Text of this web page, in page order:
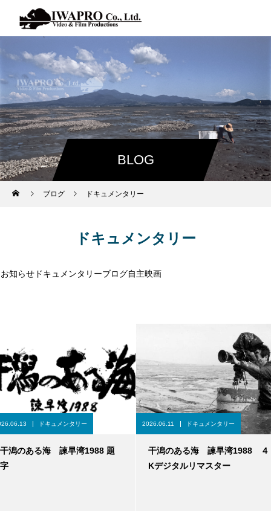
BLOG
ブログ ドキュメンタリー
ドキュメンタリー
お知らせ ドキュメンタリーブログ自主映画
ドキュメンタリー
干潟のある海 諫早湾1988 題
字
2026.06.11 ドキュメンタリー
干潟のある海 諫早湾1988 ４
Kデジタルリマスター